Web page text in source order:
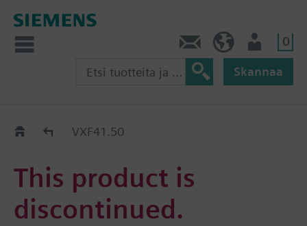
0
Skannaa
Old2NewVXF41.50
This product is
discontinued.